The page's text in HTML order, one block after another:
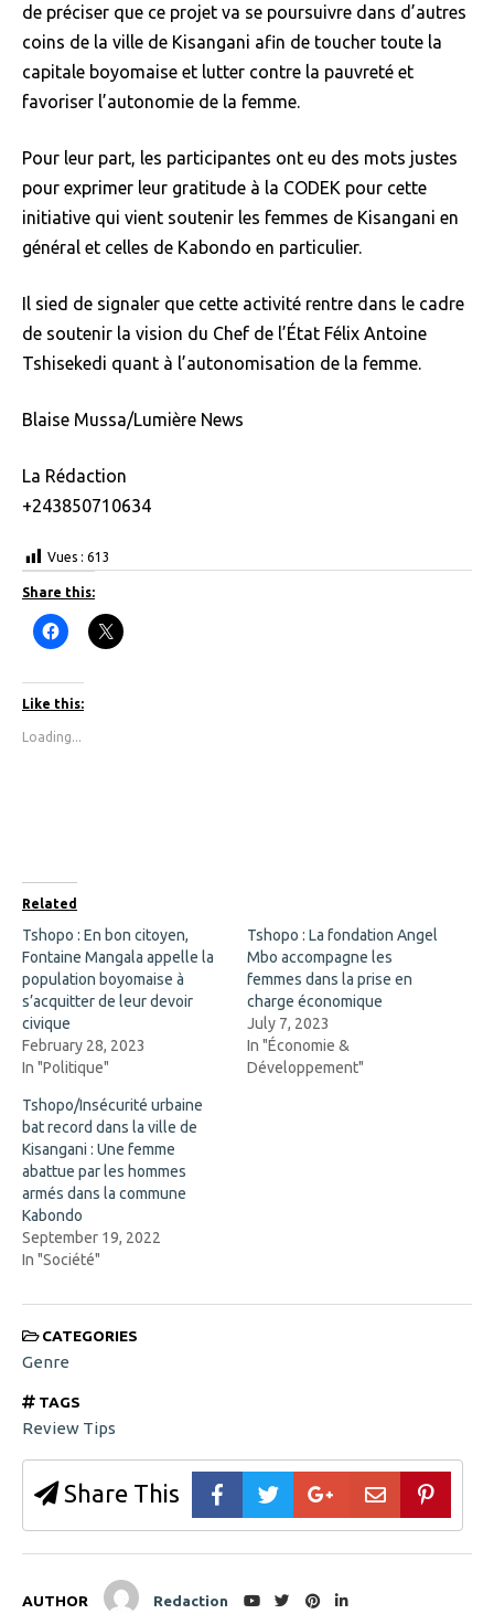
de préciser que ce projet va se poursuivre dans d’autres
coins de la ville de Kisangani afin de toucher toute la
capitale boyomaise et lutter contre la pauvreté et
favoriser l’autonomie de la femme.
Pour leur part, les participantes ont eu des mots justes
pour exprimer leur gratitude à la CODEK pour cette
initiative qui vient soutenir les femmes de Kisangani en
général et celles de Kabondo en particulier.
Il sied de signaler que cette activité rentre dans le cadre
de soutenir la vision du Chef de l’État Félix Antoine
Tshisekedi quant à l’autonomisation de la femme.
Blaise Mussa/Lumière News
La Rédaction
+243850710634
Vues : 613
Share this:
C
l
k
t
o
h
b
o
o
k
(
O
p
e
n
i
n
n
e
w
i
n
d
o
w
)
C
l
i
n
n
e
w
w
d
Like this:
Loading...
Related
Tshopo : En bon citoyen,
Fontaine Mangala appelle la
population boyomaise à
s’acquitter de leur devoir
civique
February 28, 2023
In "Politique"
Tshopo : La fondation Angel
Mbo accompagne les
femmes dans la prise en
charge économique
July 7, 2023
In "Économie &
Développement"
Tshopo/Insécurité urbaine
bat record dans la ville de
Kisangani : Une femme
abattue par les hommes
armés dans la commune
Kabondo
September 19, 2022
In "Société"
CATEGORIES
Genre
TAGS
Review Tips
Share This
AUTHOR Redaction